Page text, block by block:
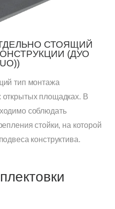
СТОЯЩИЙ
(ДУО
тип монтажа
открытых площадках. В
соблюдать
стойки, на которой
конструктива.